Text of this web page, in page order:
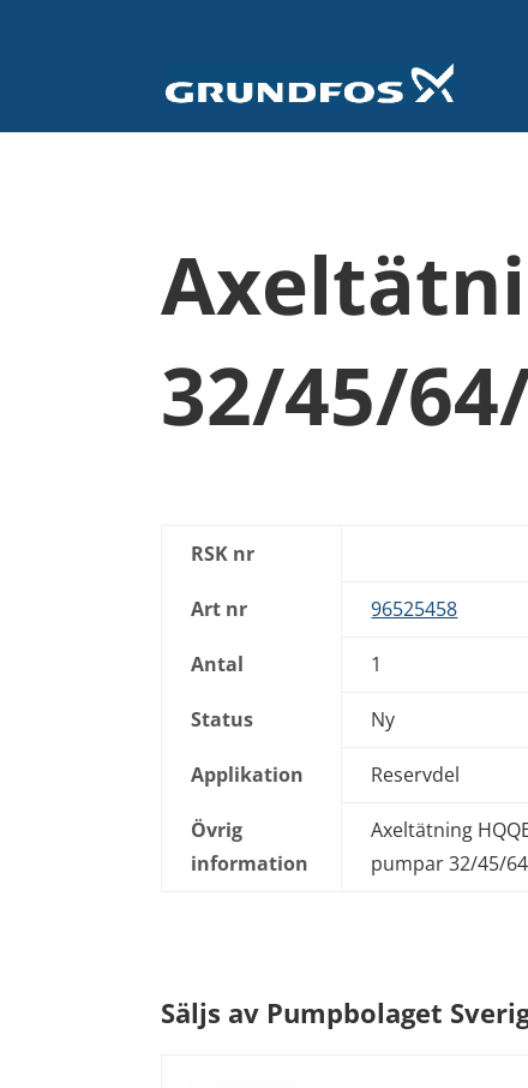
32/45/
RSK nr
Art nr 96525458
Antal 1
Status Ny
Applikation Reservdel
Övrig
information
Axeltätning
pumpar 32/45/
Säljs av Pumpbolaget